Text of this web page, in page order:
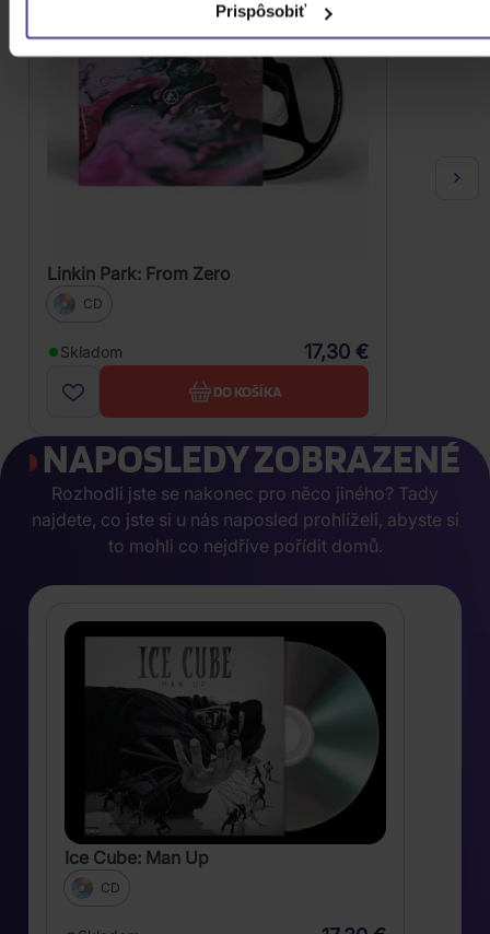
Prispôsobiť
Linkin Park: From Zero
CD
Skladom 17,30 €
DO KOŠÍKA
NAPOSLEDY ZOBRAZENÉ
Rozhodli jste se nakonec pro něco jiného? Tady
najdete, co jste si u nás naposled prohlíželi, abyste si
to mohli co nejdříve pořídit domů.
Ice Cube: Man Up
CD